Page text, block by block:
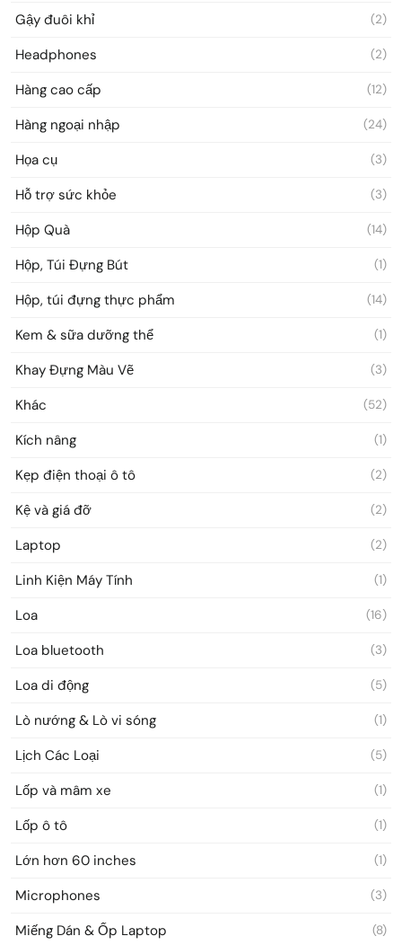
Gậy đuôi khỉ (2)
Headphones (2)
Hàng cao cấp (12)
Hàng ngoại nhập (24)
Họa cụ (3)
Hỗ trợ sức khỏe (3)
Hộp Quà (14)
Hộp, Túi Đựng Bút (1)
Hộp, túi đựng thực phẩm (14)
Kem & sữa dưỡng thể (1)
Khay Đựng Màu Vẽ (3)
Khác (52)
Kích nâng (1)
Kẹp điện thoại ô tô (2)
Kệ và giá đỡ (2)
Laptop (2)
Linh Kiện Máy Tính (1)
Loa (16)
Loa bluetooth (3)
Loa di động (5)
Lò nướng & Lò vi sóng (1)
Lịch Các Loại (5)
Lốp và mâm xe (1)
Lốp ô tô (1)
Lớn hơn 60 inches (1)
Microphones (3)
Miếng Dán & Ốp Laptop (8)